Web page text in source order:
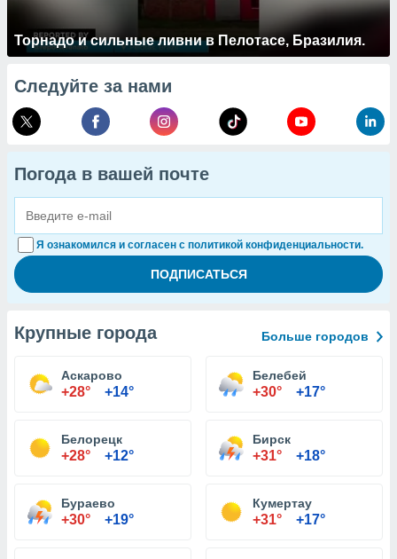
Торнадо и сильные ливни в Пелотасе, Бразилия.
Следуйте за нами
Погода в вашей почте
Я ознакомился и согласен с политикой конфиденциальности.
Крупные города Больше городов
Аскарово
+28° +14°
Белебей
+30° +17°
Белорецк
+28° +12°
Бирск
+31° +18°
Бураево
+30° +19°
Кумертау
+31° +17°